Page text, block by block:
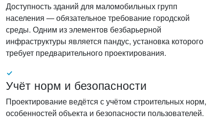
Доступность зданий для маломобильных групп
населения — обязательное требование городской
среды. Одним из элементов безбарьерной
инфраструктуры является пандус, установка которого
требует предварительного проектирования.
Учёт норм и безопасности
Проектирование ведётся с учётом строительных норм,
особенностей объекта и безопасности пользователей.